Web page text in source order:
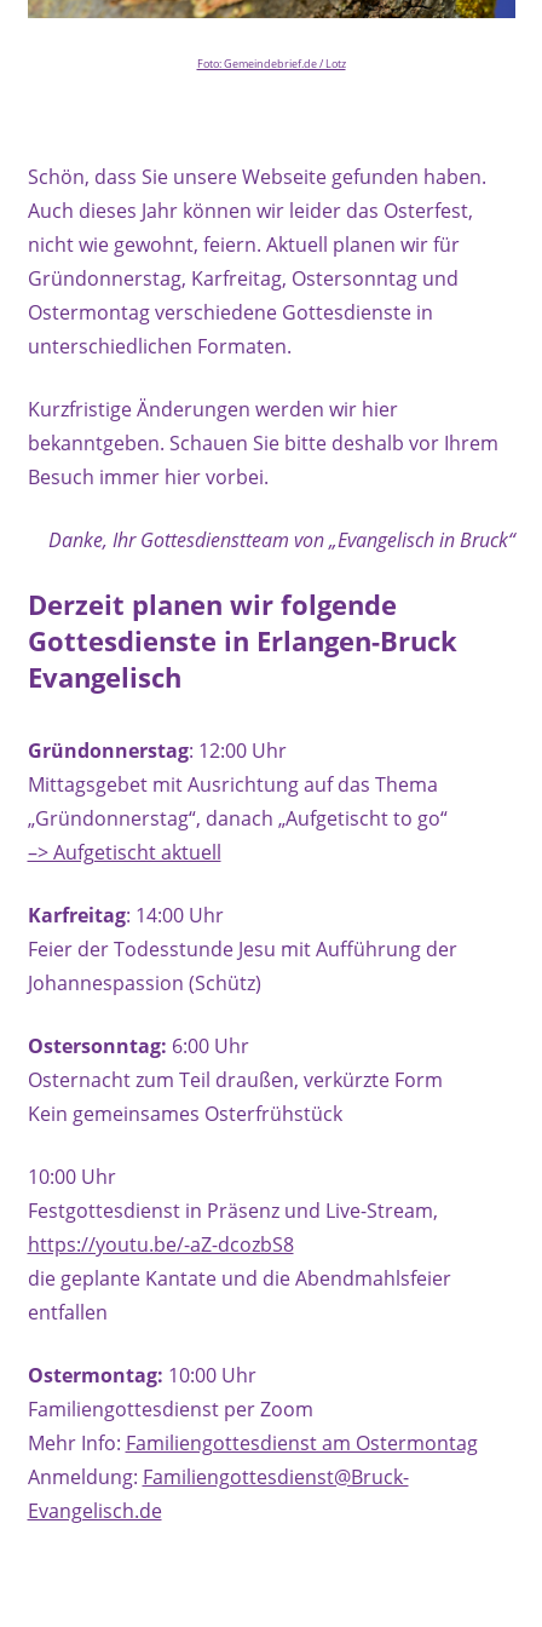
Foto: Gemeindebrief.de / Lotz
Schön, dass Sie unsere Webseite gefunden haben.
Auch dieses Jahr können wir leider das Osterfest,
nicht wie gewohnt, feiern. Aktuell planen wir für
Gründonnerstag, Karfreitag, Ostersonntag und
Ostermontag verschiedene Gottesdienste in
unterschiedlichen Formaten.
Kurzfristige Änderungen werden wir hier
bekanntgeben. Schauen Sie bitte deshalb vor Ihrem
Besuch immer hier vorbei.
Danke, Ihr Gottesdienstteam von „Evangelisch in Bruck“
Derzeit planen wir folgende
Gottesdienste in Erlangen-Bruck
Evangelisch
Gründonnerstag: 12:00 Uhr
Mittagsgebet mit Ausrichtung auf das Thema
„Gründonnerstag“, danach „Aufgetischt to go“
–> Aufgetischt aktuell
Karfreitag: 14:00 Uhr
Feier der Todesstunde Jesu mit Aufführung der
Johannespassion (Schütz)
Ostersonntag: 6:00 Uhr
Osternacht zum Teil draußen, verkürzte Form
Kein gemeinsames Osterfrühstück
10:00 Uhr
Festgottesdienst in Präsenz und Live-Stream,
https://youtu.be/-aZ-dcozbS8
die geplante Kantate und die Abendmahlsfeier
entfallen
Ostermontag: 10:00 Uhr
Familiengottesdienst per Zoom
Mehr Info: Familiengottesdienst am Ostermontag
Anmeldung: Familiengottesdienst@Bruck-
Evangelisch.de